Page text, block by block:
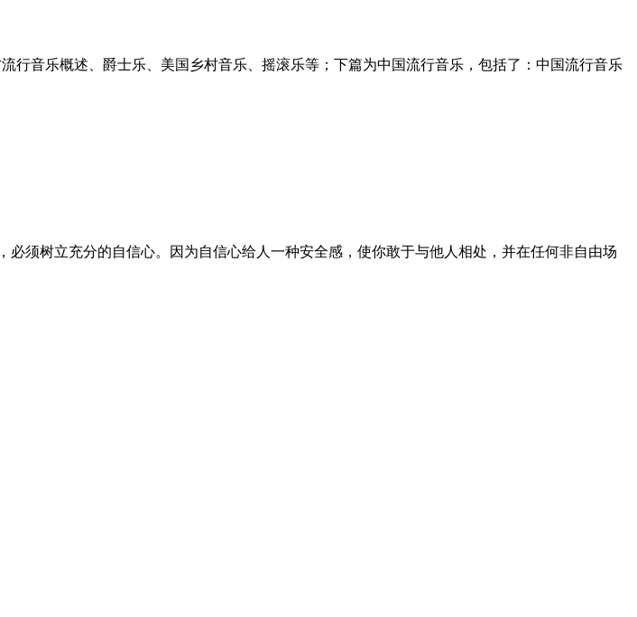
行音乐概述、爵士乐、美国乡村音乐、摇滚乐等；下篇为中国流行音乐，包括了：中国流行音乐
须树立充分的自信心。因为自信心给人一种安全感，使你敢于与他人相处，并在任何非自由场